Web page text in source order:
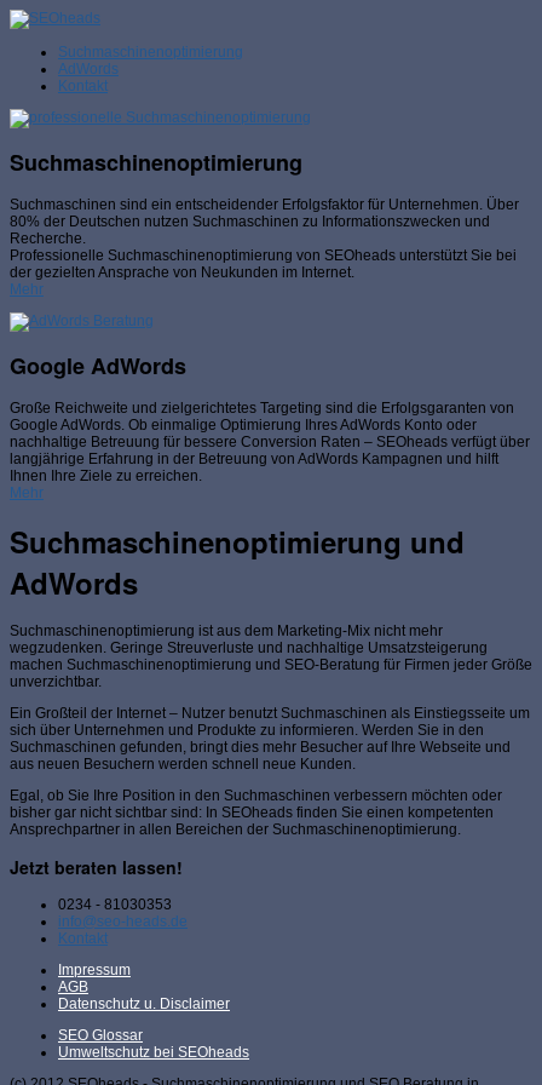
Suchmaschinenoptimierung
AdWords
Kontakt
Suchmaschinenoptimierung
Suchmaschinen sind ein entscheidender Erfolgsfaktor für Unternehmen. Über
80% der Deutschen nutzen Suchmaschinen zu Informationszwecken und
Recherche.
Professionelle Suchmaschinenoptimierung von SEOheads unterstützt Sie bei
der gezielten Ansprache von Neukunden im Internet.
Mehr
Google AdWords
Große Reichweite und zielgerichtetes Targeting sind die Erfolgsgaranten von
Google AdWords. Ob einmalige Optimierung Ihres AdWords Konto oder
nachhaltige Betreuung für bessere Conversion Raten – SEOheads verfügt über
langjährige Erfahrung in der Betreuung von AdWords Kampagnen und hilft
Ihnen Ihre Ziele zu erreichen.
Mehr
Suchmaschinenoptimierung und
AdWords
Suchmaschinenoptimierung ist aus dem Marketing-Mix nicht mehr
wegzudenken. Geringe Streuverluste und nachhaltige Umsatzsteigerung
machen Suchmaschinenoptimierung und SEO-Beratung für Firmen jeder Größe
unverzichtbar.
Ein Großteil der Internet – Nutzer benutzt Suchmaschinen als Einstiegsseite um
sich über Unternehmen und Produkte zu informieren. Werden Sie in den
Suchmaschinen gefunden, bringt dies mehr Besucher auf Ihre Webseite und
aus neuen Besuchern werden schnell neue Kunden.
Egal, ob Sie Ihre Position in den Suchmaschinen verbessern möchten oder
bisher gar nicht sichtbar sind: In SEOheads finden Sie einen kompetenten
Ansprechpartner in allen Bereichen der Suchmaschinenoptimierung.
Jetzt beraten lassen!
0234 - 81030353
info@seo-heads.de
Kontakt
Impressum
AGB
Datenschutz u. Disclaimer
SEO Glossar
Umweltschutz bei SEOheads